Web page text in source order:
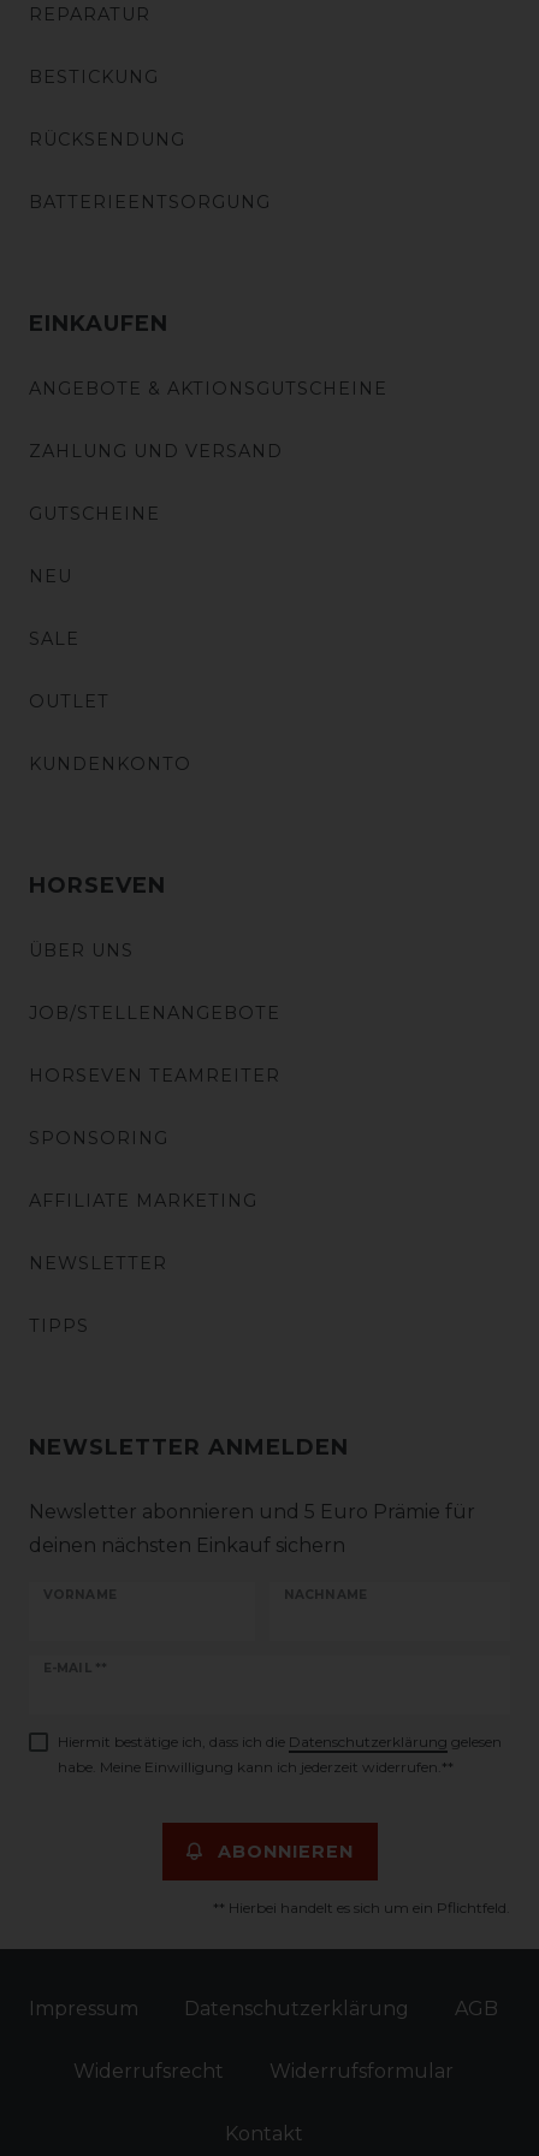
REPARATUR
BESTICKUNG
RÜCKSENDUNG
BATTERIEENTSORGUNG
EINKAUFEN
ANGEBOTE & AKTIONSGUTSCHEINE
ZAHLUNG UND VERSAND
GUTSCHEINE
NEU
SALE
OUTLET
KUNDENKONTO
HORSEVEN
ÜBER UNS
JOB/STELLENANGEBOTE
HORSEVEN TEAMREITER
SPONSORING
AFFILIATE MARKETING
NEWSLETTER
TIPPS
NEWSLETTER ANMELDEN
Newsletter abonnieren und 5 Euro Prämie für
deinen nächsten Einkauf sichern
VORNAME NACHNAME
E-MAIL **
Newsletter
Hiermit bestätige ich, dass ich die Daten­schutz­erklärung gelesen
habe. Meine Einwilligung kann ich jederzeit widerrufen.**
ABONNIEREN
** Hierbei handelt es sich um ein Pflichtfeld.
Impressum Daten­schutz­erklärung AGB
Widerrufs­recht Widerrufs­formular
Kontakt